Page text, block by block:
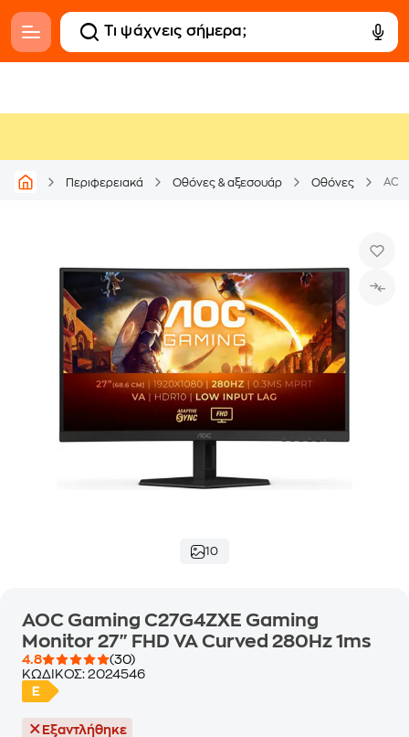
Περιφερειακά Οθόνες & αξεσουάρ Οθόνες
10
AOC Gaming C27G4ZXE Gaming
Monitor 27" FHD VA Curved 280Hz 1ms
4.8
(30)
ΚΩΔΙΚΟΣ: 2024546
Εξαντλήθηκε